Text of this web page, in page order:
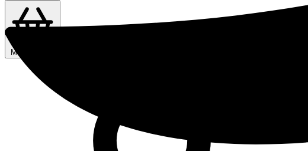
Ma sélection